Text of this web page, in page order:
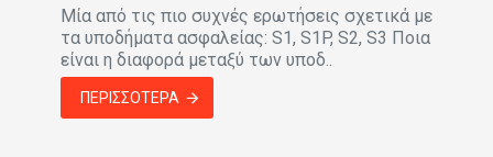
Μία από τις πιο συχνές ερωτήσεις σχετικά με
τα υποδήματα ασφαλείας: S1, S1P, S2, S3 Ποια
είναι η διαφορά μεταξύ των υποδ..
ΠΕΡΙΣΣΌΤΕΡΑ